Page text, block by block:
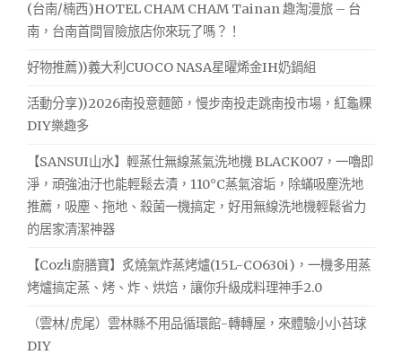
購
足
南
的
名
產
就
要
購
王"
(台南/楠西)HOTEL CHAM CHAM Tainan 趣淘漫旅 – 台
南，台南首間冒險旅店你來玩了嗎？！
好物推薦))義大利CUOCO NASA星曜烯金IH奶鍋組
活動分享))2026南投意麵節，慢步南投走跳南投市場，紅龜粿
DIY樂趣多
【SANSUI山水】輕蒸仕無線蒸氣洗地機 BLACK007，一嚕即
淨，頑強油汙也能輕鬆去漬，110°C蒸氣溶垢，除蟎吸塵洗地
推薦，吸塵、拖地、殺菌一機搞定，好用無線洗地機輕鬆省力
的居家清潔神器
【Coz!i廚膳寶】炙燒氣炸蒸烤爐(15L-CO630i)，一機多用蒸
烤爐搞定蒸、烤、炸、烘焙，讓你升級成料理神手2.0
（雲林/虎尾）雲林縣不用品循環館-轉轉屋，來體驗小小苔球
DIY